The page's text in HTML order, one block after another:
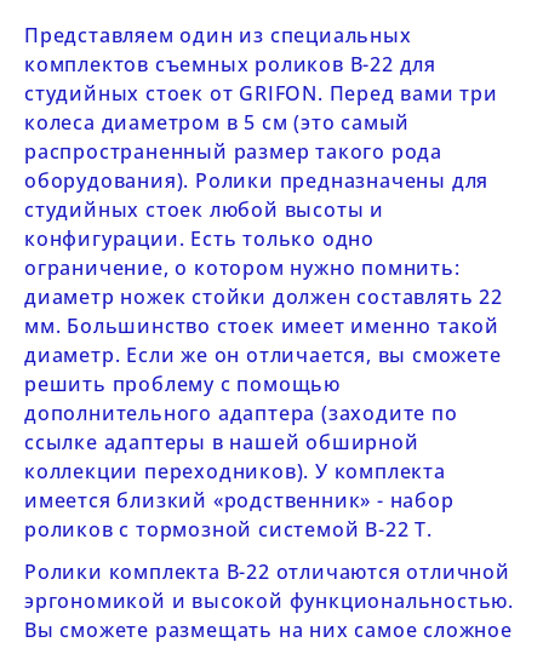
Представляем один из специальных
комплектов съемных роликов B-22 для
студийных стоек от GRIFON. Перед вами три
колеса диаметром в 5 см (это самый
распространенный размер такого рода
оборудования). Ролики предназначены для
студийных стоек любой высоты и
конфигурации. Есть только одно
ограничение, о котором нужно помнить:
диаметр ножек стойки должен составлять 22
мм. Большинство стоек имеет именно такой
диаметр. Если же он отличается, вы сможете
решить проблему с помощью
дополнительного адаптера (заходите по
ссылке адаптеры в нашей обширной
коллекции переходников). У комплекта
имеется близкий «родственник» - набор
роликов с тормозной системой B-22 T.
Ролики комплекта B-22 отличаются отличной
эргономикой и высокой функциональностью.
Вы сможете размещать на них самое сложное